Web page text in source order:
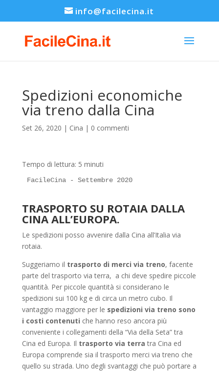
info@facilecina.it
Spedizioni economiche
via treno dalla Cina
Set 26, 2020 | Cina | 0 commenti
Tempo di lettura: 5 minuti
FacileCina - Settembre 2020
TRASPORTO SU ROTAIA DALLA
CINA ALL’EUROPA.
Le spedizioni posso avvenire dalla Cina all’Italia via
rotaia.
Suggeriamo il trasporto di merci via treno, facente
parte del trasporto via terra, a chi deve spedire piccole
quantità. Per piccole quantità si considerano le
spedizioni sui 100 kg e di circa un metro cubo. Il
vantaggio maggiore per le spedizioni via treno sono
i costi contenuti che hanno reso ancora più
conveniente i collegamenti della “Via della Seta” tra
Cina ed Europa. Il trasporto via terra tra Cina ed
Europa comprende sia il trasporto merci via treno che
quello su strada. Uno degli svantaggi che può portare a